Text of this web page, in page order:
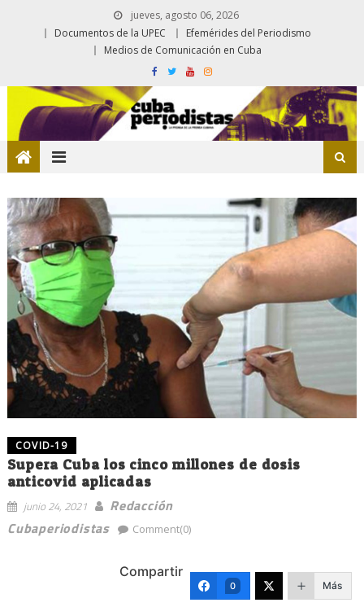
jueves, agosto 06, 2026
Documentos de la UPEC
Efemérides del Periodismo
Medios de Comunicación en Cuba
COVID-19
Supera Cuba los cinco millones de dosis
anticovid aplicadas
junio 24, 2021
Redacción
Cubaperiodistas
Comment(0)
Compartir
0 Más